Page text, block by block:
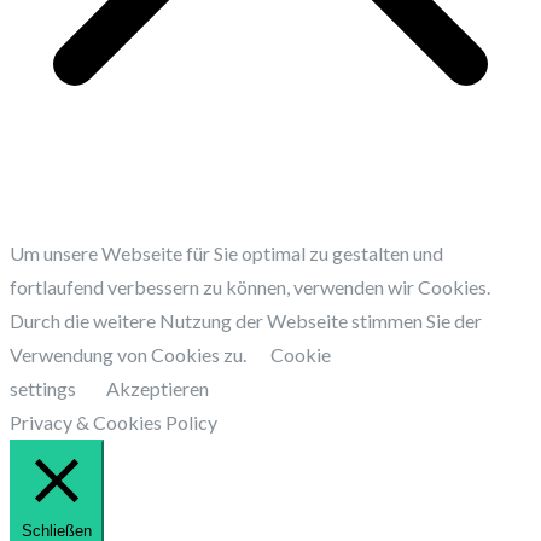
Um unsere Webseite für Sie optimal zu gestalten und
fortlaufend verbessern zu können, verwenden wir Cookies.
Durch die weitere Nutzung der Webseite stimmen Sie der
Verwendung von Cookies zu.
Cookie
settings
Akzeptieren
Privacy & Cookies Policy
Schließen